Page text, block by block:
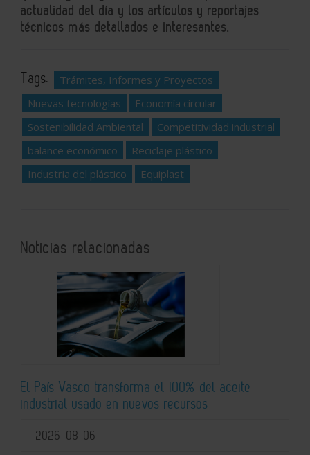
actualidad del día y los artículos y reportajes
técnicos más detallados e interesantes.
Tags:
Trámites, Informes y Proyectos
Nuevas tecnologías
Economía circular
Sostenibilidad Ambiental
Competitividad industrial
balance económico
Reciclaje plástico
Industria del plástico
Equiplast
Noticias relacionadas
El País Vasco transforma el 100% del aceite
industrial usado en nuevos recursos
2026-08-06